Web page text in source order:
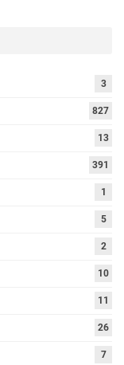
3
827
13
391
1
5
2
10
11
26
7